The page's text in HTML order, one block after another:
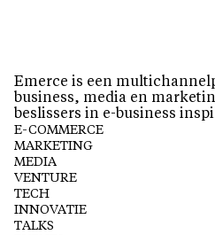
Emerce is een
business, media en
beslissers in e-business
E-COMMERCE
MARKETING
MEDIA
VENTURE
TECH
INNOVATIE
TALKS